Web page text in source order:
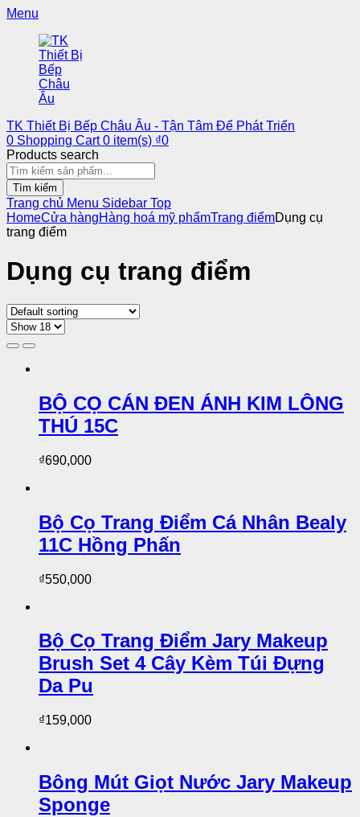
Menu
TK Thiết Bị Bếp Châu Âu - Tận Tâm Để Phát Triển
0 Shopping Cart 0 item(s) ₫0
Products search
Tìm kiếm
Trang chủ Menu Sidebar Top
HomeCửa hàngHàng hoá mỹ phẩmTrang điểmDụng cụ
trang điểm
Dụng cụ trang điểm
BỘ CỌ CÁN ĐEN ÁNH KIM LÔNG
THÚ 15C
₫690,000
Bộ Cọ Trang Điểm Cá Nhân Bealy
11C Hồng Phấn
₫550,000
Bộ Cọ Trang Điểm Jary Makeup
Brush Set 4 Cây Kèm Túi Đựng
Da Pu
₫159,000
Bông Mút Giọt Nước Jary Makeup
Sponge